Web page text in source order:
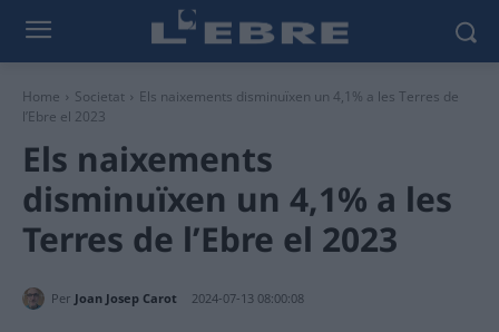
Home Societat
Els naixements disminuïxen un 4,1% a les Terres de
l’Ebre el 2023
Els naixements
disminuïxen un 4,1% a les
Terres de l’Ebre el 2023
Per Joan Josep Carot 2024-07-13 08:00:08